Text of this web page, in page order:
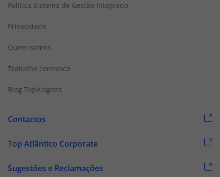
Politica Sistema de Gestão Integrado
Privacidade
Quem somos
Trabalhe connosco
Blog TopViagens
Contactos
Top Atlântico Corporate
Sugestões e Reclamações